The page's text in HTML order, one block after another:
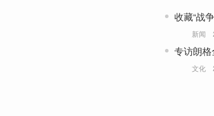
收藏“战
新闻
专访朗格
文化